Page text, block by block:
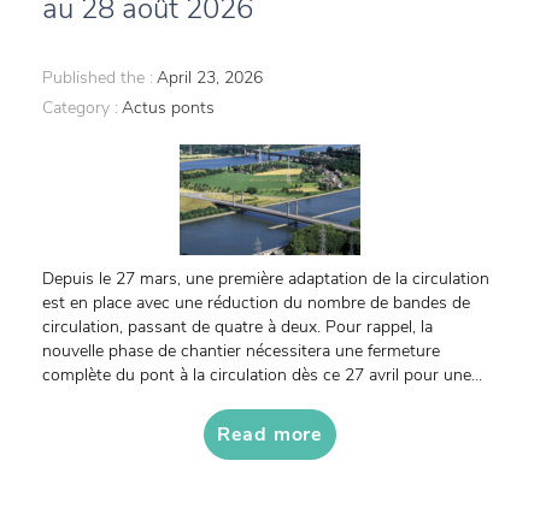
au 28 août 2026
Published the : April 23, 2026
Category : Actus ponts
Depuis le 27 mars, une première adaptation de la circulation
est en place avec une réduction du nombre de bandes de
circulation, passant de quatre à deux. Pour rappel, la
nouvelle phase de chantier nécessitera une fermeture
complète du pont à la circulation dès ce 27 avril pour une...
Read more